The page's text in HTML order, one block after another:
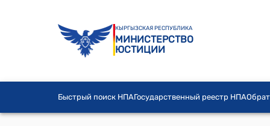
КЫРГЫЗСКАЯ РЕСПУБЛИКА
МИНИСТЕРСТВО
ЮСТИЦИИ
Быстрый поиск НПАГосударственный реестр НПА